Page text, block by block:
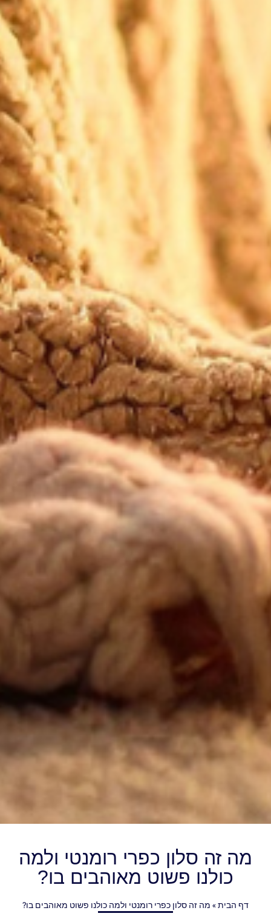
מה זה סלון כפרי רומנטי ולמה
כולנו פשוט מאוהבים בו?
דף הבית» מה זה סלון כפרי רומנטי ולמה כולנו פשוט מאוהבים בו?